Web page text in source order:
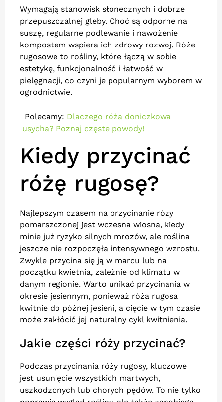
Wymagają stanowisk słonecznych i dobrze
przepuszczalnej gleby. Choć są odporne na
suszę, regularne podlewanie i nawożenie
kompostem wspiera ich zdrowy rozwój. Róże
rugosowe to rośliny, które łączą w sobie
estetykę, funkcjonalność i łatwość w
pielęgnacji, co czyni je popularnym wyborem w
ogrodnictwie.
Polecamy: Dlaczego róża doniczkowa
usycha? Poznaj częste powody!
Kiedy przycinać
różę rugosę?
Najlepszym czasem na przycinanie róży
pomarszczonej jest wczesna wiosna, kiedy
minie już ryzyko silnych mrozów, ale roślina
jeszcze nie rozpoczęła intensywnego wzrostu.
Zwykle przycina się ją w marcu lub na
początku kwietnia, zależnie od klimatu w
danym regionie. Warto unikać przycinania w
okresie jesiennym, ponieważ róża rugosa
kwitnie do późnej jesieni, a cięcie w tym czasie
może zakłócić jej naturalny cykl kwitnienia.
Jakie części róży przycinać?
Podczas przycinania róży rugosy, kluczowe
jest usunięcie wszystkich martwych,
uszkodzonych lub chorych pędów. To nie tylko